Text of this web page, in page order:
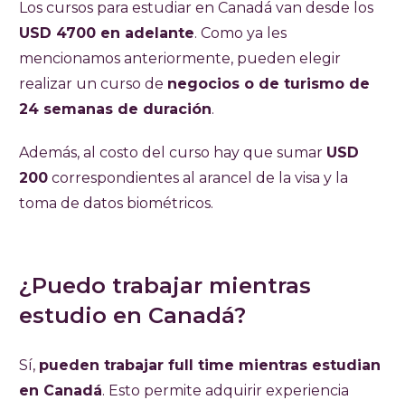
Los cursos para estudiar en Canadá van desde los
USD 4700 en adelante. Como ya les
mencionamos anteriormente, pueden elegir
realizar un curso de negocios o de turismo de
24 semanas de duración.
Además, al costo del curso hay que sumar USD
200 correspondientes al arancel de la visa y la
toma de datos biométricos.
¿Puedo trabajar mientras
estudio en Canadá?
Sí, pueden trabajar full time mientras estudian
en Canadá. Esto permite adquirir experiencia